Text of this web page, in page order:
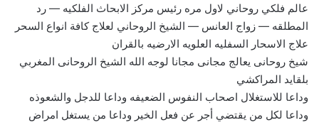
عالم فلكي روحاني لاول مره رئيس مركز الابحاث الفلكيه — رد
المطلقه — زواج العانس — الشيخ الروحاني لعلاج كافة انواع السحر
علاج الاسحار السفليه العلويه الارضيه بالقران
شيخ روحانى يعالج مجانى مجانا لوجه الله الشيخ الروحانى المغربي
بلقايد المراكشي
وداعا للاستغلال اصحاب النفوس الضعيفه وداعا للدجل والشعوذه
وداعا لكل من يقتضي أجر عن فعل الخير وداعا من يستغل امراض